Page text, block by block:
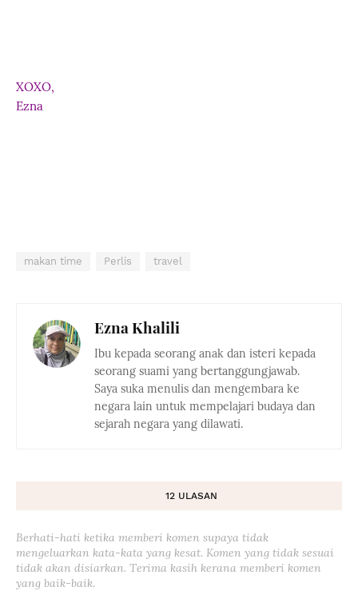
XOXO,
Ezna
makan time Perlis travel
Ezna Khalili
Ibu kepada seorang anak dan isteri kepada
seorang suami yang bertanggungjawab.
Saya suka menulis dan mengembara ke
negara lain untuk mempelajari budaya dan
sejarah negara yang dilawati.
12 ULASAN
Berhati-hati ketika memberi komen supaya tidak
mengeluarkan kata-kata yang kesat. Komen yang tidak sesuai
tidak akan disiarkan. Terima kasih kerana memberi komen
yang baik-baik.